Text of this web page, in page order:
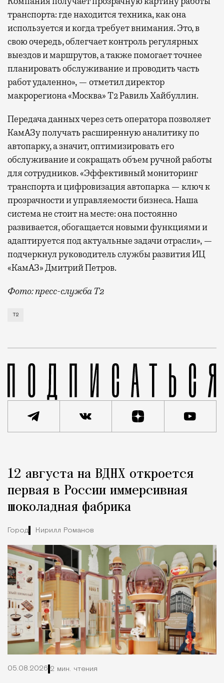
транспорта: где находится техника, как она
используется и когда требует внимания. Это, в
свою очередь, облегчает контроль регулярных
выездов и маршрутов, а также помогает точнее
планировать обслуживание и проводить часть
работ удаленно», — отметил директор
макрорегиона «Москва» Т2 Равиль Хайбуллин.
Передача данных через сеть оператора позволяет
КамАЗу получать расширенную аналитику по
автопарку, а значит, оптимизировать его
обслуживание и сокращать объем ручной работы
для сотрудников. «Эффективный мониторинг
транспорта и цифровизация автопарка — ключ к
прозрачности и управляемости бизнеса. Наша
система не стоит на месте: она постоянно
развивается, обогащается новыми функциями и
адаптируется под актуальные задачи отрасли», —
подчеркнул руководитель службы развития ИЦ
«КамАЗ» Дмитрий Петров.
Фото: пресс-служба Т2
Т2 развивает решения для автомобильной
Т2
Город
12 августа на ВДНХ откроется
первая в России иммерсивная
шоколадная фабрика
Город Кирилл Романов
05.08.2026 2 мин. чтения